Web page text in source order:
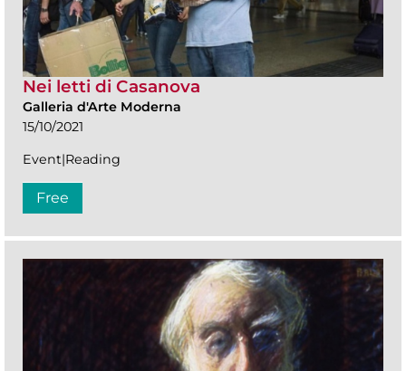
Nei letti di Casanova
Galleria d'Arte Moderna
15/10/2021
Event|Reading
Free